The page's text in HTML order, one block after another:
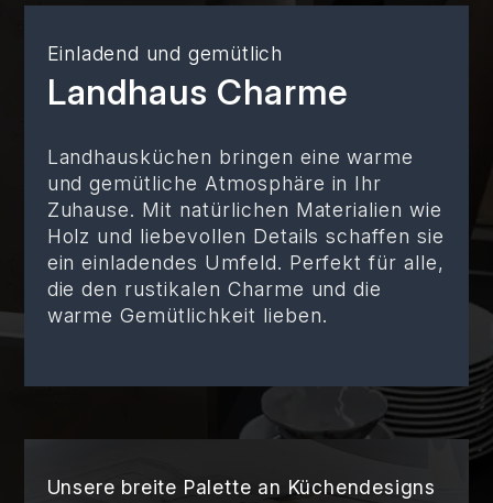
Einladend und gemütlich
Landhaus Charme
Landhausküchen bringen eine warme
und gemütliche Atmosphäre in Ihr
Zuhause. Mit natürlichen Materialien wie
Holz und liebevollen Details schaffen sie
ein einladendes Umfeld. Perfekt für alle,
die den rustikalen Charme und die
warme Gemütlichkeit lieben.
Unsere breite Palette an Küchendesigns